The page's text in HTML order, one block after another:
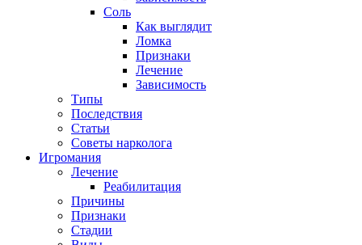
Соль
Как выглядит
Ломка
Признаки
Лечение
Зависимость
Типы
Последствия
Статьи
Советы нарколога
Игромания
Лечение
Реабилитация
Причины
Признаки
Стадии